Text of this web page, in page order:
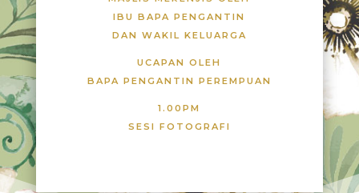
IBU BAPA PENGANTIN
DAN WAKIL KELUARGA
UCAPAN OLEH
BAPA PENGANTIN PEREMPUAN
1.00PM
SESI FOTOGRAFI